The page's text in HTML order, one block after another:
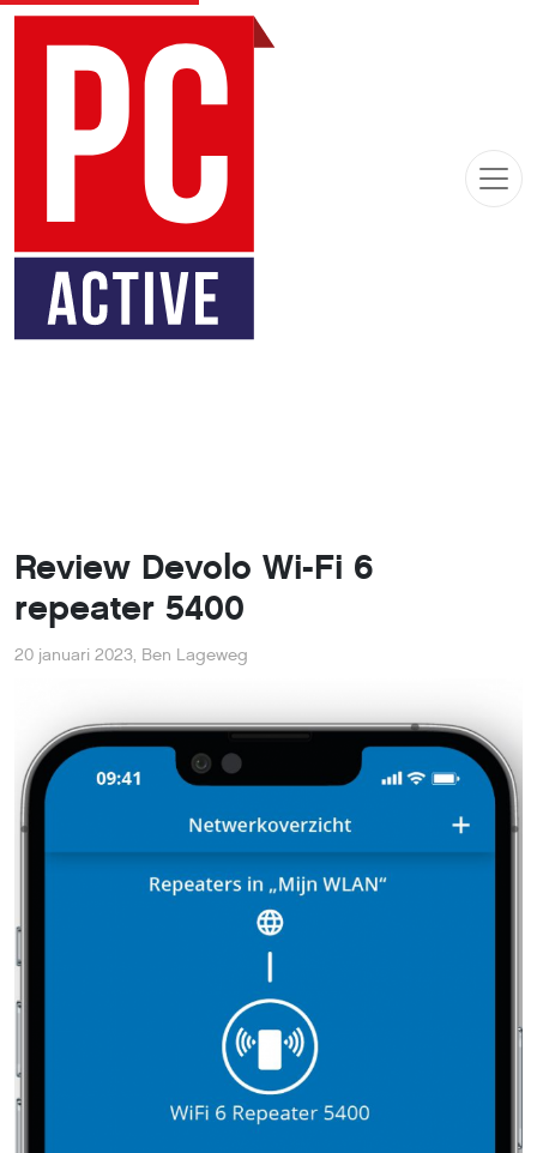
Review Devolo Wi-Fi 6
repeater 5400
20 januari 2023, Ben Lageweg